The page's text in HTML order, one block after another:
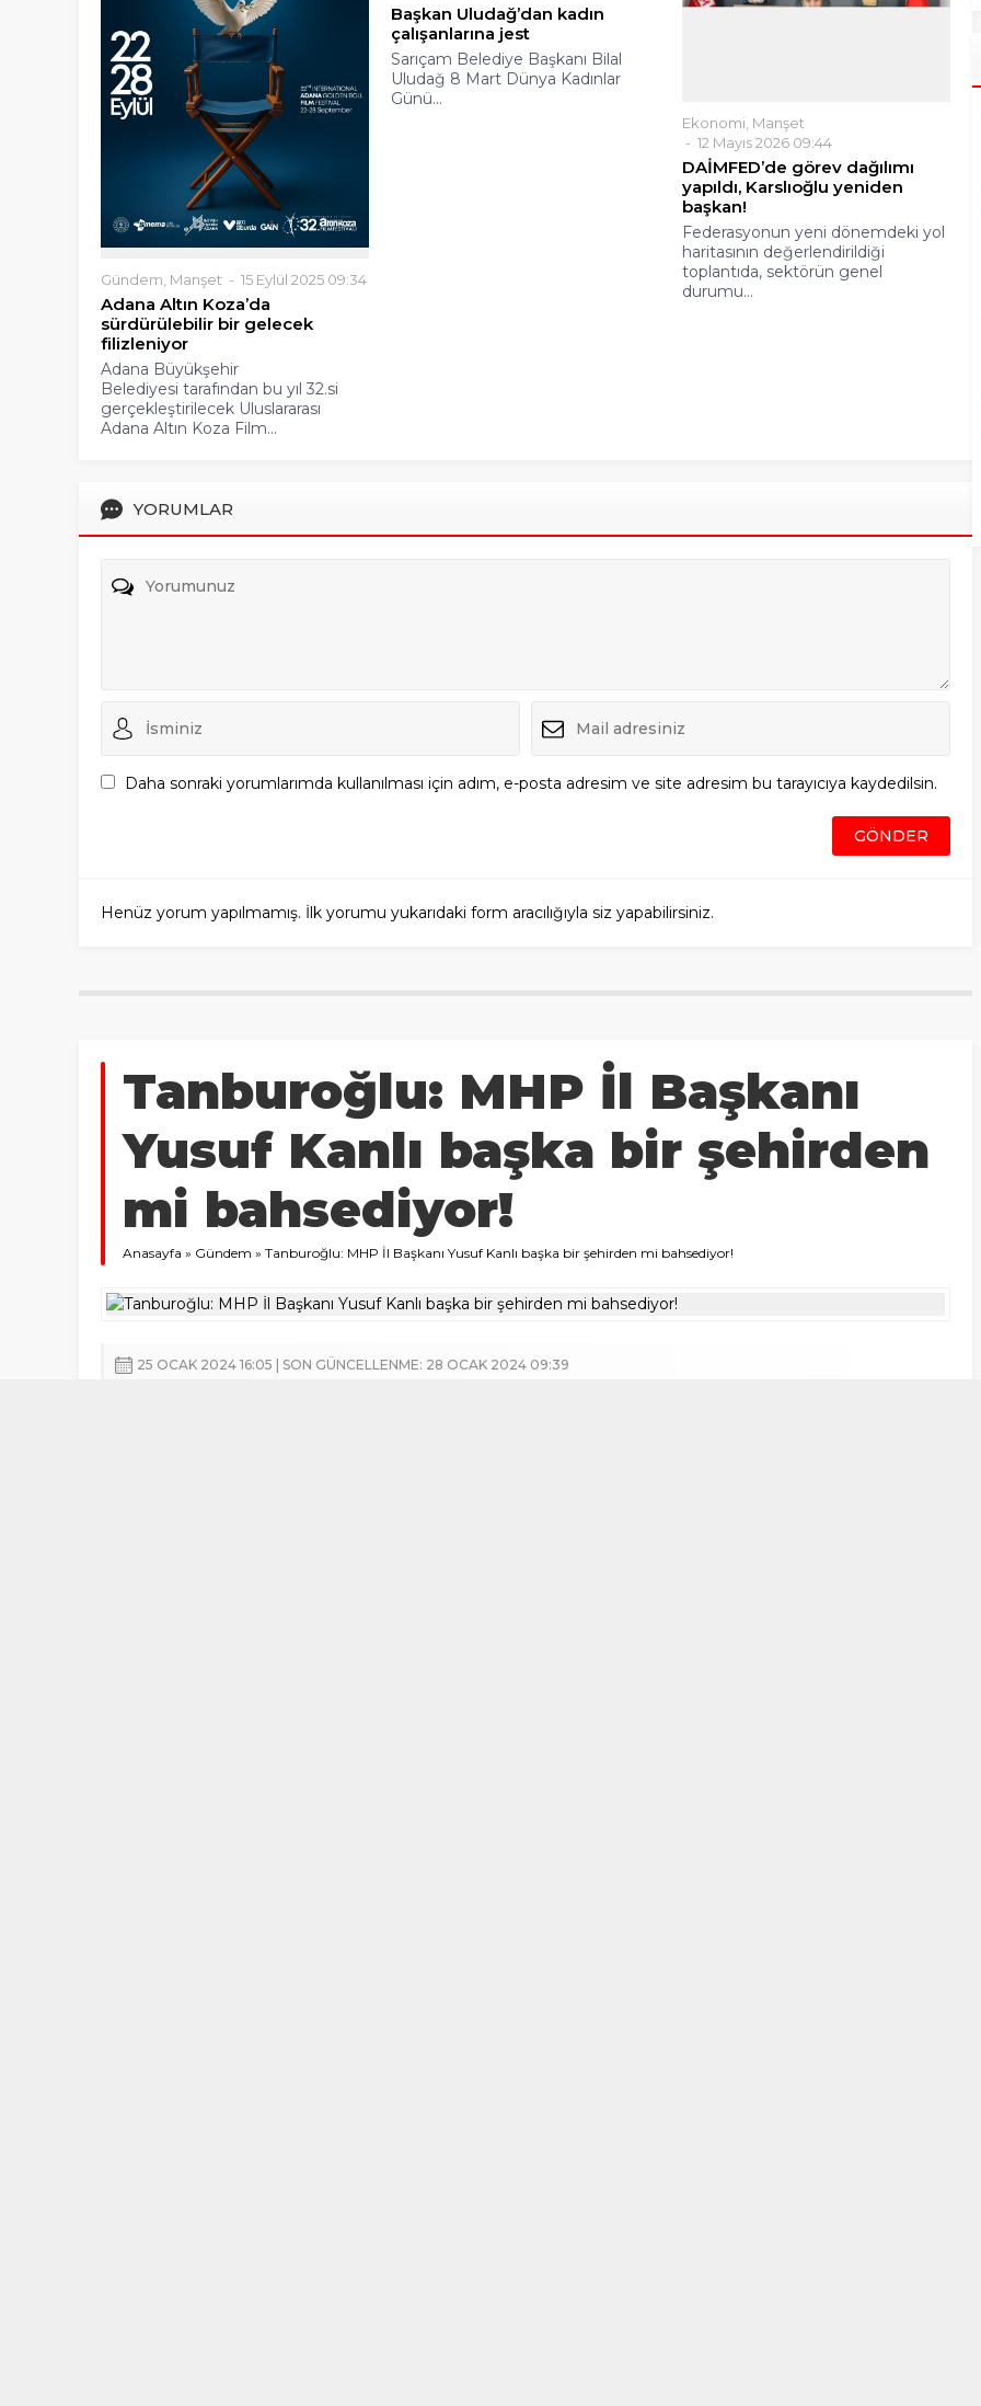
Gündem Manşet 15 Eylül 2025 09:34
Adana Altın Koza’da
sürdürülebilir bir gelecek
filizleniyor
Adana Büyükşehir
Belediyesi tarafından bu yıl 32.si
gerçekleştirilecek Uluslararası
Adana Altın Koza Film...
Başkan Uludağ’dan kadın
çalışanlarına jest
Sarıçam Belediye Başkanı Bilal
Uludağ 8 Mart Dünya Kadınlar
Günü...
Ekonomi Manşet
12 Mayıs 2026 09:44
DAİMFED’de görev dağılımı
yapıldı, Karslıoğlu yeniden
başkan!
Federasyonun yeni dönemdeki yol
haritasının değerlendirildiği
toplantıda, sektörün genel
durumu...
YORUMLAR
Daha sonraki yorumlarımda kullanılması için adım, e-posta adresim ve site adresim bu tarayıcıya kaydedilsin.
Henüz yorum yapılmamış. İlk yorumu yukarıdaki form aracılığıyla siz yapabilirsiniz.
Tanburoğlu: MHP İl Başkanı
Yusuf Kanlı başka bir şehirden
mi bahsediyor!
Anasayfa » Gündem » Tanburoğlu: MHP İl Başkanı Yusuf Kanlı başka bir şehirden mi bahsediyor!
25 OCAK 2024 16:05 | SON GÜNCELLENME: 28 OCAK 2024 09:39